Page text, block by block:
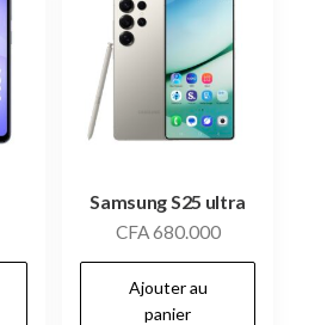
Samsung S25 ultra
CFA680.000
Ajouter au
panier